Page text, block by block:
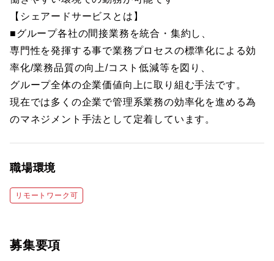
【シェアードサービスとは】
■グループ各社の間接業務を統合・集約し、
専門性を発揮する事で業務プロセスの標準化による効
率化/業務品質の向上/コスト低減等を図り、
グループ全体の企業価値向上に取り組む手法です。
現在では多くの企業で管理系業務の効率化を進める為
のマネジメント手法として定着しています。
職場環境
リモートワーク可
募集要項